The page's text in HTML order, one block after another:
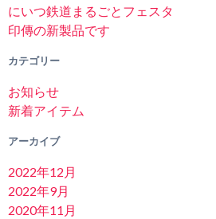
にいつ鉄道まるごとフェスタ
印傳の新製品です
カテゴリー
お知らせ
新着アイテム
アーカイブ
2022年12月
2022年9月
2020年11月